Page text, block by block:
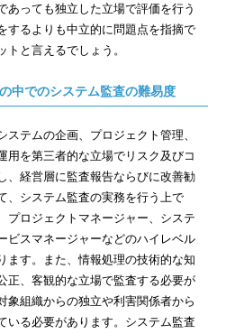
あっても独立した立場で評価を行う
するよりも中立的に問題点を指摘で
トと言えるでしょう。
中でのシステム監査の難易度
ステムの企画、プロジェクト管理、
用を第三者的な立場でリスク及びコ
、経営層に監査報告ならびに改善勧
、システム監査の実務を行う上で
プロジェクトマネージャー、システ
ビスマネージャーなどのハイレベル
ます。また、情報処理の技術的な知
正、客観的な立場で監査する必要が
象組織からの独立や利害関係者から
いる必要があります。システム監査